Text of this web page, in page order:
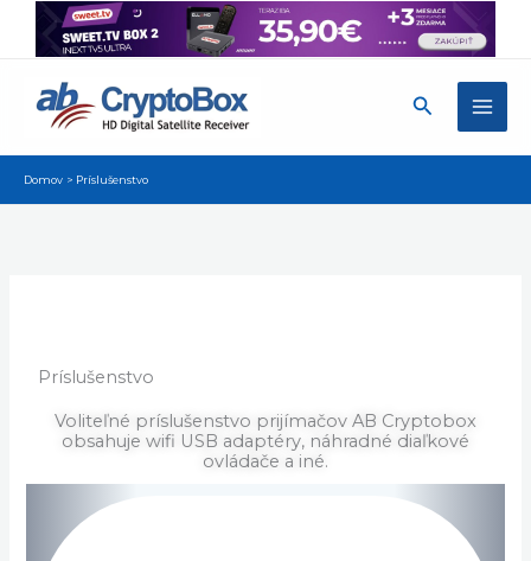
Preskočiť
Hľadať
Domov Príslušenstvo
Príslušenstvo
Voliteľné príslušenstvo prijímačov AB Cryptobox
obsahuje wifi USB adaptéry, náhradné diaľkové
ovládače a iné.